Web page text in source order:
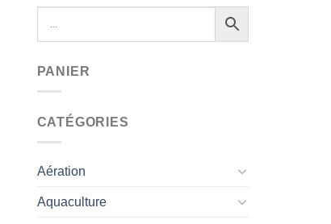
PANIER
CATÉGORIES
Aération
Aquaculture